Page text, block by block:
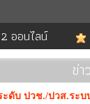
ออนไลน์
ข่
ดับ ปวช./ปวส.ระบ